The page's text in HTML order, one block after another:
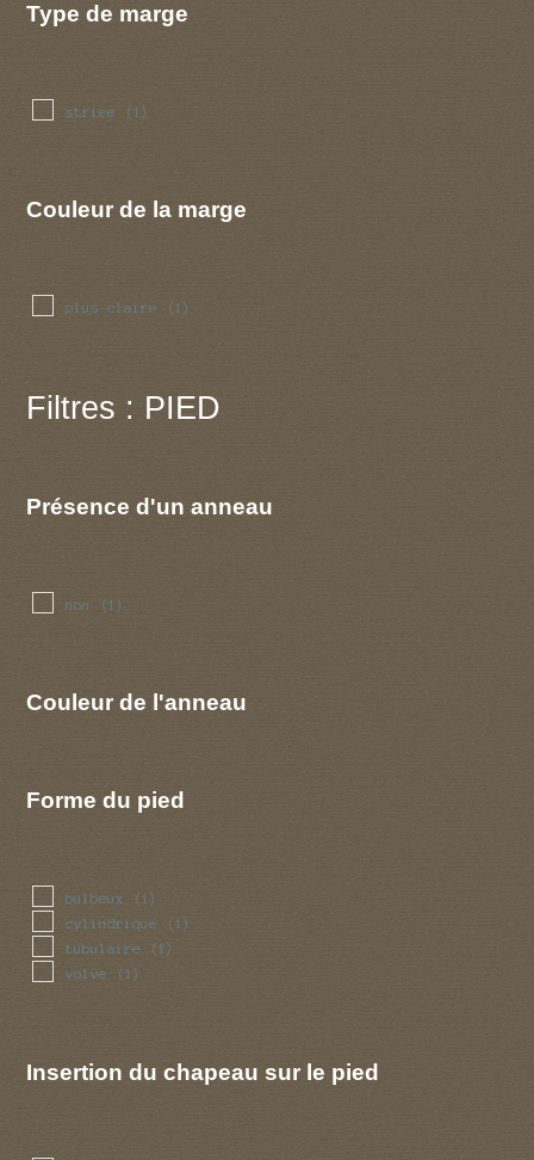
Type de marge
striee (1)
Couleur de la marge
plus claire (1)
Filtres : PIED
Présence d'un anneau
non (1)
Couleur de l'anneau
Forme du pied
bulbeux (1)
cylindrique (1)
tubulaire (1)
volve (1)
Insertion du chapeau sur le pied